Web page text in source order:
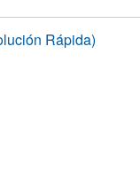
Rápida)